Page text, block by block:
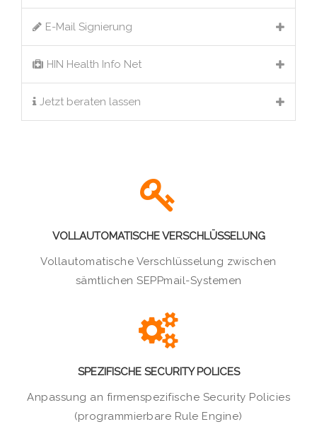
E-Mail Signierung
HIN Health Info Net
Jetzt beraten lassen
VOLLAUTOMATISCHE VERSCHLÜSSELUNG
Vollautomatische Verschlüsselung zwischen
sämtlichen SEPPmail-Systemen
SPEZIFISCHE SECURITY POLICES
Anpassung an firmenspezifische Security Policies
(programmierbare Rule Engine)